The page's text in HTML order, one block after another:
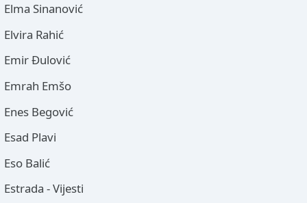
Elma Sinanović
Elvira Rahić
Emir Đulović
Emrah Emšo
Enes Begović
Esad Plavi
Eso Balić
Estrada - Vijesti